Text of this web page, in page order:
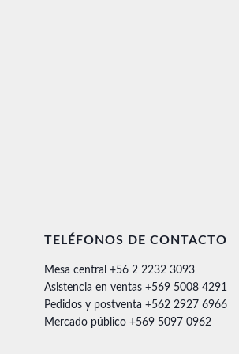
TELÉFONOS DE CONTACTO
Mesa central +56 2 2232 3093
Asistencia en ventas +569 5008 4291
Pedidos y postventa +562 2927 6966
Mercado público +569 5097 0962